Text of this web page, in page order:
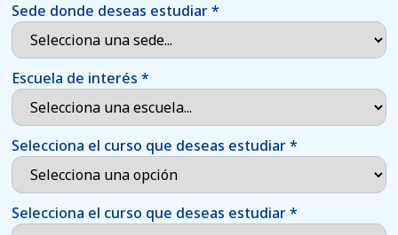
Sede donde deseas estudiar*
Escuela de interés*
Selecciona el curso que deseas estudiar*
Selecciona el curso que deseas estudiar*